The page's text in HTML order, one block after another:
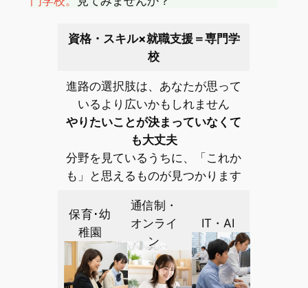
資格・スキル×就職支援＝専門学
校
進路の選択肢は、あなたが思って
いるより広いかもしれません
やりたいことが決まっていなくて
も大丈夫
分野を見ているうちに、「これか
も」と思えるものが見つかります
保育･幼
稚園
通信制・
オンライ
ン
IT・AI